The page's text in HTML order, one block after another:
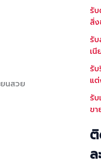
นสวย
รั
สิ่
รั
เ
รั
แ
รั
ข